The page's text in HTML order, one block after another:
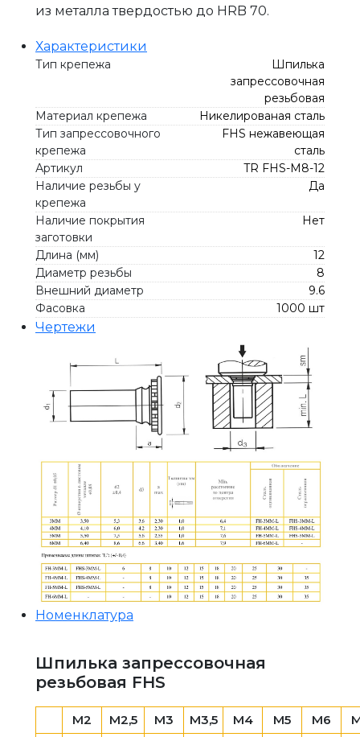
из металла твердостью до HRB 70.
Характеристики
Тип крепежа
Шпилька
запрессовочная
резьбовая
Материал крепежа
Никелированая сталь
Тип запрессовочного
крепежа
FHS нежавеющая
сталь
Артикул
TR FHS-M8-12
Наличие резьбы у
крепежа
Да
Наличие покрытия
заготовки
Нет
Длина (мм)
12
Диаметр резьбы
8
Внешний диаметр
9.6
Фасовка
1000 шт
Чертежи
Номенклатура
Шпилька запрессовочная
резьбовая FHS
M2 M2,5 M3 M3,5 M4 M5 M6